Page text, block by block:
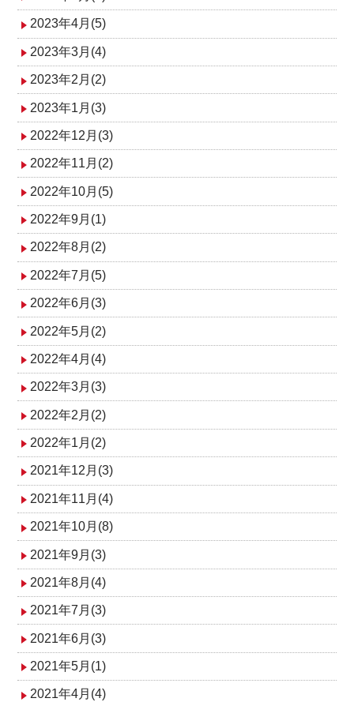
2023年4月(5)
2023年3月(4)
2023年2月(2)
2023年1月(3)
2022年12月(3)
2022年11月(2)
2022年10月(5)
2022年9月(1)
2022年8月(2)
2022年7月(5)
2022年6月(3)
2022年5月(2)
2022年4月(4)
2022年3月(3)
2022年2月(2)
2022年1月(2)
2021年12月(3)
2021年11月(4)
2021年10月(8)
2021年9月(3)
2021年8月(4)
2021年7月(3)
2021年6月(3)
2021年5月(1)
2021年4月(4)